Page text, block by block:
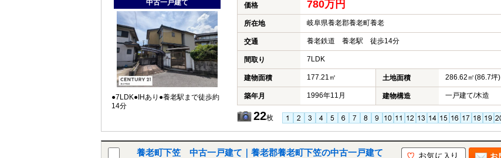
中古一戸建て
●7LDK●IHあり●養老駅まで徒歩約
14分
価格 780万円
所在地 岐阜県養老郡養老町養老
交通 養老鉄道 養老駅 徒歩14分
間取り 7LDK
建物面積 177.21㎡ 土地面積 286.62㎡(86.7坪)
築年月 1996年11月 建物構造 一戸建て/木造
22枚
養老町下笠 中古一戸建て｜養老郡養老町下笠の中古一戸建て